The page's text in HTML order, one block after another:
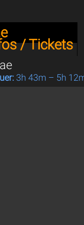
/ Tickets
3h 43m – 5h